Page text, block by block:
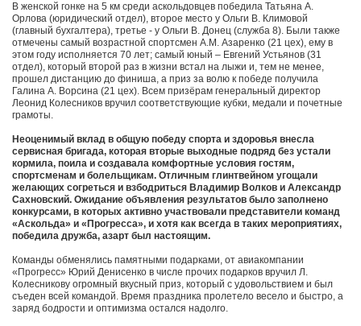
В женской гонке на 5 км среди аскольдовцев победила Татьяна А.
Орлова (юридический отдел), второе место у Ольги В. Климовой
(главный бухгалтера), третье - у Ольги В. Донец (служба 8). Были также
отмечены самый возрастной спортсмен А.М. Азаренко (21 цех), ему в
этом году исполняется 70 лет; самый юный – Евгений Устьянов (31
отдел), который второй раз в жизни встал на лыжи и, тем не менее,
прошел дистанцию до финиша, а приз за волю к победе получила
Галина А. Ворсина (21 цех). Всем призёрам генеральный директор
Леонид Колесников вручил соответствующие кубки, медали и почетные
грамоты.
Неоценимый вклад в общую победу спорта и здоровья внесла
сервисная бригада, которая вторые выходные подряд без устали
кормила, поила и создавала комфортные условия гостям,
спортсменам и болельщикам. Отличным глинтвейном угощали
желающих согреться и взбодриться Владимир Волков и Александр
Сахновский. Ожидание объявления результатов было заполнено
конкурсами, в которых активно участвовали представители команд
«Аскольда» и «Прогресса», и хотя как всегда в таких мероприятиях,
победила дружба, азарт был настоящим.
Команды обменялись памятными подарками, от авиакомпании
«Прогресс» Юрий Денисенко в числе прочих подарков вручил Л.
Колесникову огромный вкусный приз, который с удовольствием и был
съеден всей командой. Время праздника пролетело весело и быстро, а
заряд бодрости и оптимизма остался надолго.